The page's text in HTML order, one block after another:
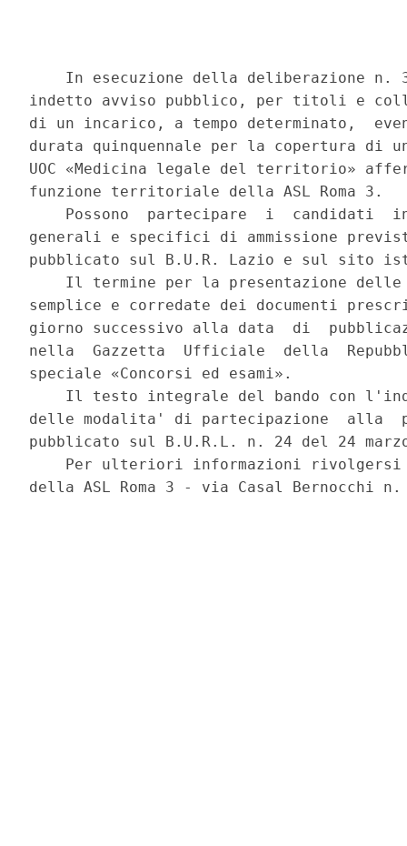
In esecuzione della deliberazione n.
indetto avviso pubblico, per titoli e
di un incarico, a tempo determinato,
durata quinquennale per la copertura
UOC «Medicina legale del territorio»
funzione territoriale della ASL Roma 3.
Possono  partecipare  i  candidati
generali e specifici di ammissione
pubblicato sul B.U.R. Lazio e sul sito
Il termine per la presentazione
semplice e corredate dei documenti
giorno successivo alla data  di
nella  Gazzetta  Ufficiale  della
speciale «Concorsi ed esami».
Il testo integrale del bando con
delle modalita' di partecipazione  alla
pubblicato sul B.U.R.L. n. 24 del 24
Per ulteriori informazioni
della ASL Roma 3 - via Casal Bernocchi